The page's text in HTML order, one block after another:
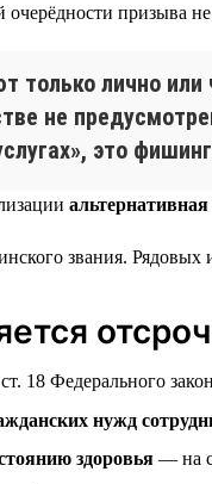
призыва
только лично
не
это
звания.
18 Федерального
нужд
здоровья — на